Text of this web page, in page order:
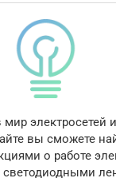
электросетей
вы сможете
о работе